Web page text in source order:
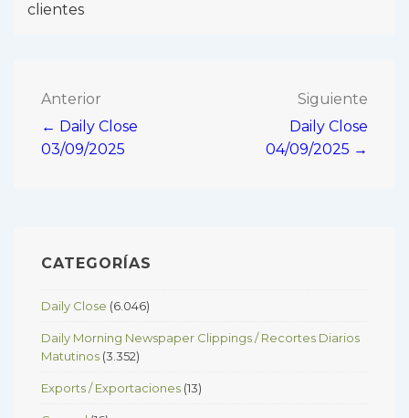
clientes
Navegación
de
Anterior
← Daily Close
03/09/2025
Siguiente
Daily Close
04/09/2025 →
CATEGORÍAS
Daily Close (6.046)
Daily Morning Newspaper Clippings / Recortes Diarios
Matutinos (3.352)
Exports / Exportaciones (13)